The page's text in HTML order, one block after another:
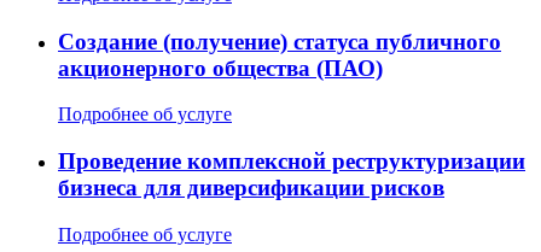
Создание (получение) статуса публичного
акционерного общества (ПАО)
Подробнее об услуге
Проведение комплексной реструктуризации
бизнеса для диверсификации рисков
Подробнее об услуге